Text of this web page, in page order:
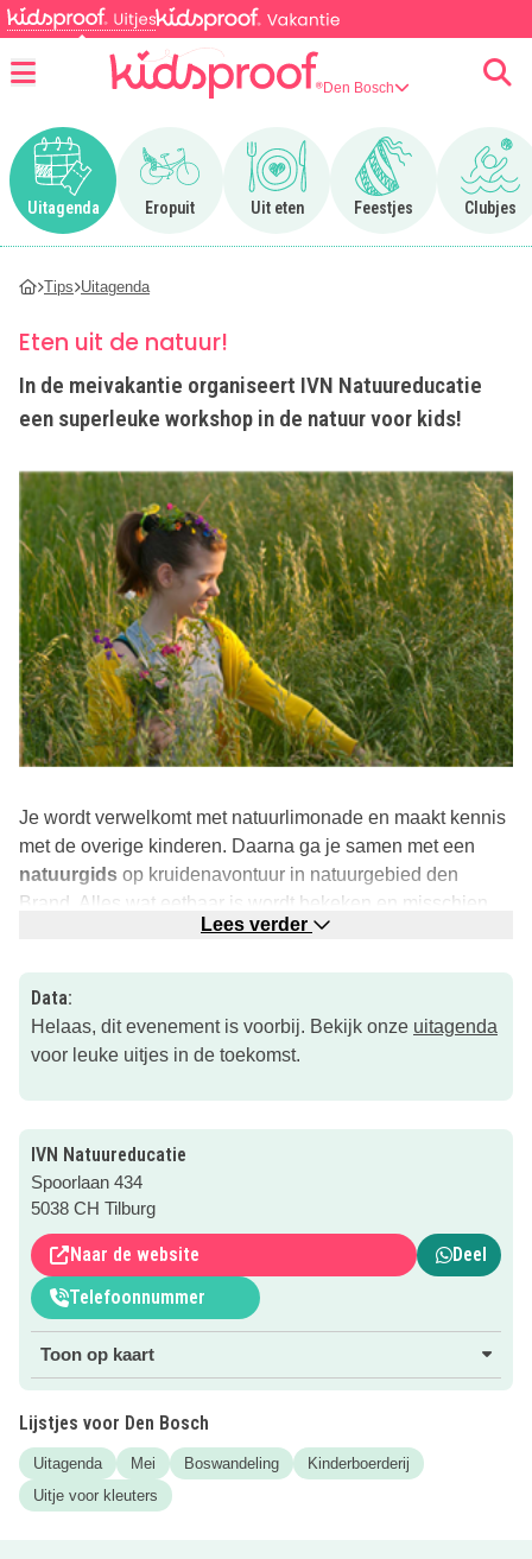
Den Bosch
Uitagenda
Ga naar Uitagenda
Eropuit
Ga naar Eropuit
Uit eten
Ga naar Uit eten
Feestjes
Ga naar Feestjes
Clubjes
Ga
Tips Uitagenda
Eten uit de natuur!
In de meivakantie organiseert IVN Natuureducatie
een superleuke workshop in de natuur voor kids!
Je wordt verwelkomt met natuurlimonade en maakt kennis
met de overige kinderen. Daarna ga je samen met een
natuurgids op kruidenavontuur in natuurgebied den
Brand. Alles wat eetbaar is wordt bekeken en misschien
Daarna ga je met elkaar aan de slag in eenworkshop
koken
leuk!
Lees verder
Data:
Helaas, dit evenement is voorbij. Bekijk onze uitagenda
voor leuke uitjes in de toekomst.
IVN Natuureducatie
Spoorlaan 434
5038 CH Tilburg
Naar de website
Deel
Telefoonnummer
Toon op kaart
Lijstjes voor Den Bosch
Uitagenda Mei Boswandeling
Kinderboerderij
Uitje voor kleuters